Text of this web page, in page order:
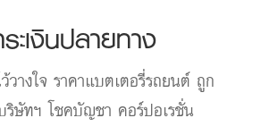
ะเงินปลายทาง
างใจ ราคาแบตเตอรี่รถยนต์ถูก
ษัทฯ โชคบัญชา คอร์ปอเรชั่น